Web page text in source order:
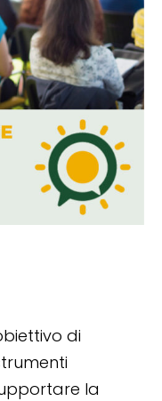
di
la